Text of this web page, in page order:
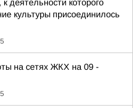
деятельности которого
культуры присоединилось
на сетях ЖКХ на 09 -